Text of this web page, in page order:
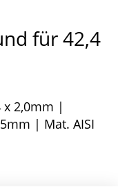
für 42,4
x 2,0mm |
| Mat. AISI